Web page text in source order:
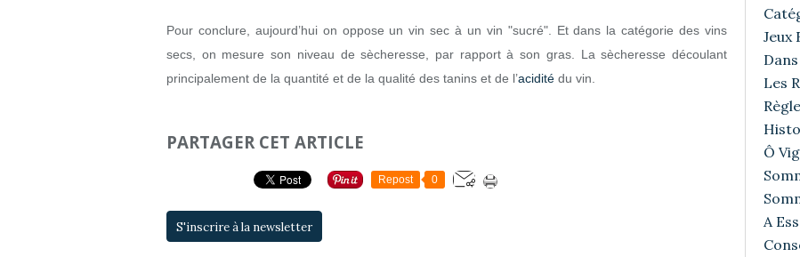
Pour conclure, aujourd’hui on oppose un vin sec à un vin "sucré". Et dans la catégorie des vins
secs, on mesure son niveau de sècheresse, par rapport à son gras. La sècheresse découlant
principalement de la quantité et de la qualité des tanins et de l’acidité du vin.
PARTAGER CET ARTICLE
Repost 0
S'inscrire à la newsletter
Jeux
Les
Ô
A